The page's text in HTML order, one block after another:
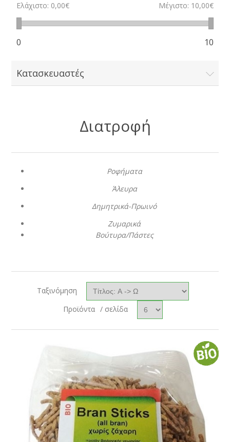
Ελάχιστο: 0,00€ Μέγιστο: 10,00€
0 10
Κατασκευαστές
Διατροφή
Ροφήματα
Άλευρα
Δημητρικά-Πρωινό
Ζυμαρικά
Βούτυρα/Πάστες
Ταξινόμηση
Προϊόντα / σελίδα